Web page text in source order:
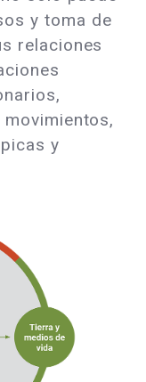
y toma de
relaciones
y